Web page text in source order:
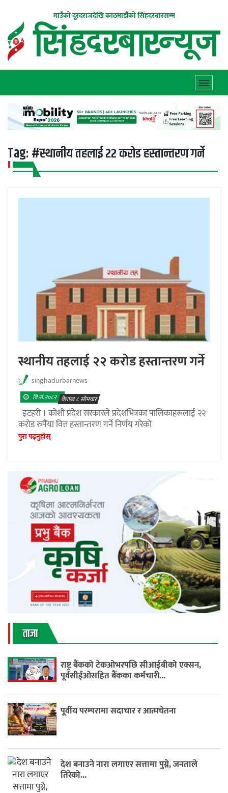
गाउँको दूरदराजदेखि काठमाडौंको सिंहदरबारसम्म
Tag: #स्थानीय तहलाई २२ करोड हस्तान्तरण गर्ने
स्थानीय तहलाई २२ करोड हस्तान्तरण गर्ने
singhadurbarnews
वि.सं.२०८२ वैशाख ८ सोमवार
इटहरी । कोशी प्रदेश सरकारले प्रदेशभित्रका पालिकाहरूलाई २२
करोड रुपैंया वित्त हस्तान्तरण गर्ने निर्णय गरेको
पुरा पढ्नुहाेस्
ताजा
राष्ट्र बैंकको टेकओभरपछि सीआईबीको एक्सन,
पूर्वसीईओसहित बैंकका कर्मचारी...
पूर्वीय परम्परामा सदाचार र आत्मचेतना
देश बनाउने नारा लगाएर सत्तामा पुग्ने, जनताले
तिरेको...